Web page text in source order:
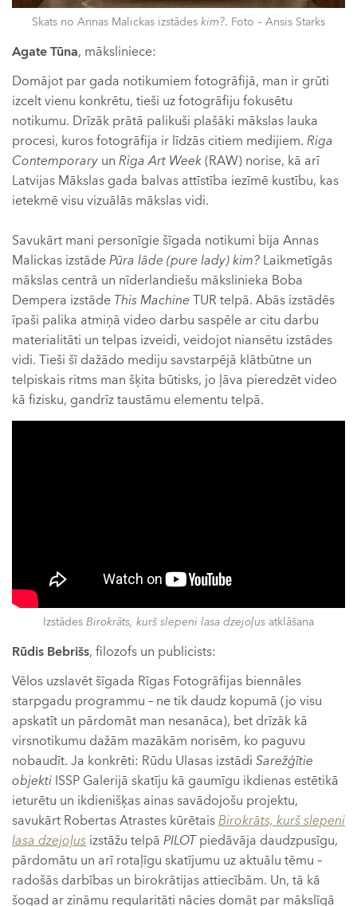
Skats no Annas Malickas izstādes kim?. Foto – Ansis Starks
Agate Tūna, māksliniece:
Domājot par gada notikumiem fotogrāfijā, man ir grūti
izcelt vienu konkrētu, tieši uz fotogrāfiju fokusētu
notikumu. Drīzāk prātā palikuši plašāki mākslas lauka
procesi, kuros fotogrāfija ir līdzās citiem medijiem. Riga
Contemporary un Riga Art Week(RAW) norise, kā arī
Latvijas Mākslas gada balvas attīstība iezīmē kustību, kas
ietekmē visu vizuālās mākslas vidi.
Savukārt mani personīgie šīgada notikumi bija Annas
Malickas izstādePūra lāde (pure lady)kim? Laikmetīgās
mākslas centrā un nīderlandiešu mākslinieka Boba
Dempera izstāde This Machine TUR telpā. Abās izstādēs
īpaši palika atmiņā video darbu saspēle ar citu darbu
materialitāti un telpas izveidi, veidojot niansētu izstādes
vidi. Tieši šī dažādo mediju savstarpējā klātbūtne un
telpiskais ritms man šķita būtisks, jo ļāva pieredzēt video
kā fizisku, gandrīz taustāmu elementu telpā.
Izstādes Birokrāts, kurš slepeni lasa dzejoļus atklāšana
Rūdis Bebrišs, filozofs un publicists:
Vēlos uzslavēt šīgada Rīgas Fotogrāfijas biennāles
starpgadu programmu – ne tik daudz kopumā (jo visu
apskatīt un pārdomāt man nesanāca), bet drīzāk kā
virsnotikumu dažām mazākām norisēm, ko paguvu
nobaudīt. Ja konkrēti: Rūdu Ulasas izstādi Sarežģītie
objekti ISSP Galerijā skatīju kā gaumīgu ikdienas estētikā
ieturētu un ikdienišķas ainas savādojošu projektu,
savukārt Robertas Atrastes kūrētaisBirokrāts, kurš slepeni
lasa dzejoļus izstāžu telpā PILOTpiedāvāja daudzpusīgu,
pārdomātu un arī rotaļīgu skatījumu uz aktuālu tēmu –
radošās darbības un birokrātijas attiecībām. Un, tā kā
šogad ar zināmu regularitāti nācies domāt par mākslīgā